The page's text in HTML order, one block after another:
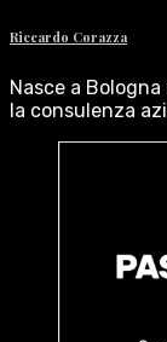
Riccardo Corazza
Nasce a
la consulenza